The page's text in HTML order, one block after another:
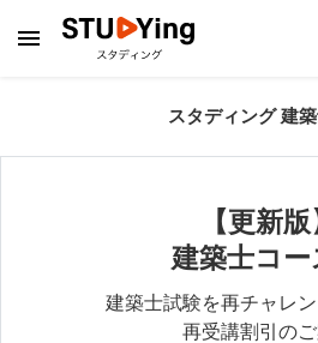
スタディング 建
【更新版
建築士コ
建築士試験を再チャレ
再受講割引の